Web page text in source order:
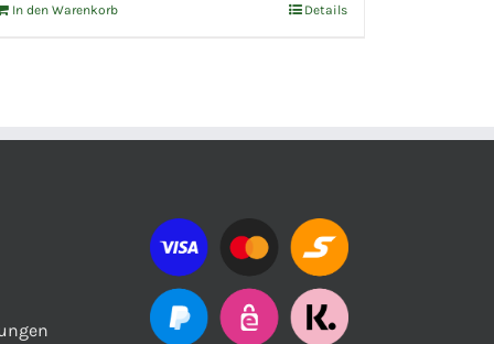
In den Warenkorb Details